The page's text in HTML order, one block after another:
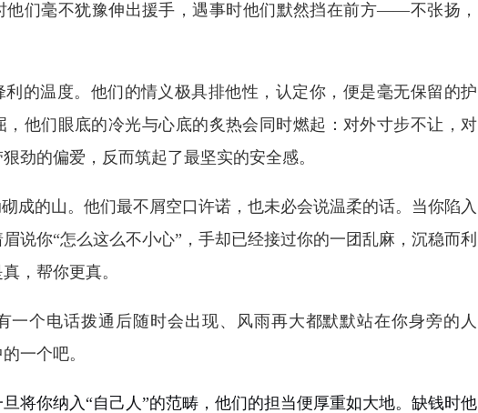
他们毫不犹豫伸出援手，遇事时他们默然挡在前方——不张扬，
利的温度。他们的情义极具排他性，认定你，便是毫无保留的护
，他们眼底的冷光与心底的炙热会同时燃起：对外寸步不让，对
劲的偏爱，反而筑起了最坚实的安全感。
成的山。他们最不屑空口许诺，也未必会说温柔的话。当你陷入
说你“怎么这么不小心”，手却已经接过你的一团乱麻，沉稳而利
，帮你更真。
一个电话拨通后随时会出现、风雨再大都默默站在你身旁的人
一个吧。
将你纳入“自己人”的范畴，他们的担当便厚重如大地。缺钱时他